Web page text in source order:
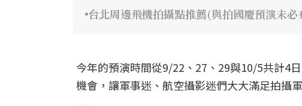
台北周邊飛機拍攝點推薦(與拍國慶預演未
今年的預演時間從9/22、27、29與10/5共計4
機會，讓軍事迷、航空攝影迷們大大滿足拍攝